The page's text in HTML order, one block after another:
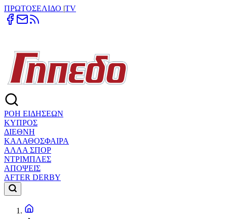
ΠΡΩΤΟΣΕΛΙΔΟ |TV
ΡΟΗ ΕΙΔΗΣΕΩΝ
ΚΥΠΡΟΣ
ΔΙΕΘΝΗ
ΚΑΛΑΘΟΣΦΑΙΡΑ
ΑΛΛΑ ΣΠΟΡ
ΝΤΡΙΜΠΛΕΣ
ΑΠΟΨΕΙΣ
AFTER DERBY